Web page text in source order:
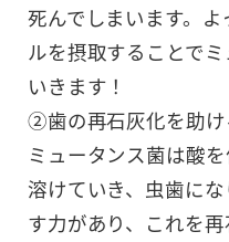
死んでしまいます。
ルを摂取することで
いきます！
②歯の再石灰化を助け
ミュータンス菌は酸
溶けていき、虫歯に
す力があり、これを